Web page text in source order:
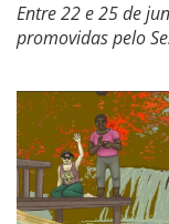
Entre 22 e 25 de
promovidas pelo